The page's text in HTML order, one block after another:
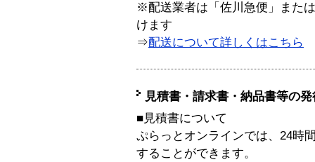
※配送業者は「佐川急便」また
けます
⇒配送について詳しくはこちら
見積書・請求書・納品書等の
■見積書について
ぷらっとオンラインでは、24時
することができます。